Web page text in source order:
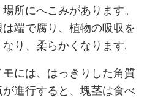
所にへこみがあります。
端で腐り、植物の吸収を
り、柔らかくなります.
には、はっきりした角質
進行すると、塊茎は食べ